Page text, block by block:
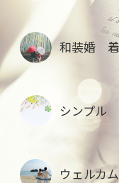
和装婚
シンプル
ウェルカ